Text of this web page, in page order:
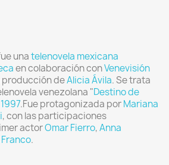
unatelenovela mexicana
en colaboración conVenevisión
producción deAlicia Ávila. Se trata
venezolana "Destino de
1997.Fue protagonizada porMariana
, con las participaciones
actorOmar Fierro,Anna
.